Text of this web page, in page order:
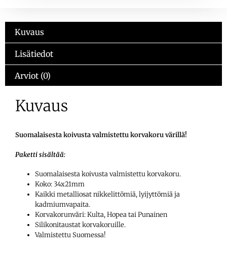
Kuvaus
Lisätiedot
Arviot (0)
Kuvaus
Suomalaisesta koivusta valmistettu korvakoru värillä!
Paketti sisältää:
Suomalaisesta koivusta valmistettu korvakoru.
Koko: 34x21mm
Kaikki metalliosat nikkelittömiä, lyijyttömiä ja
kadmiumvapaita.
Korvakorunväri: Kulta, Hopea tai Punainen
Silikonitaustat korvakoruille.
Valmistettu Suomessa!